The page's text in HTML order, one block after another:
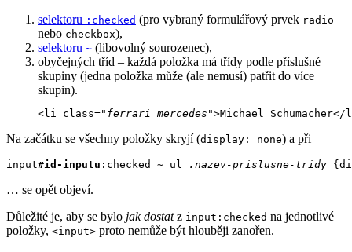
selektoru :checked (pro vybraný formulářový prvek radio
nebo checkbox),
selektoru ~ (libovolný sourozenec),
obyčejných tříd – každá položka má třídy podle příslušné
skupiny (jedna položka může (ale nemusí) patřit do více
skupin).
<li class=" ferrari mercedes ">Michael
Na začátku se všechny položky skryjí (display: none) a při
input#id-inputu :checked ~ ul .nazev-prislusne-tridy
… se opět objeví.
Důležité je, aby se bylo jak dostatz input:checked na jednotlivé
položky, <input> proto nemůže být hlouběji zanořen.